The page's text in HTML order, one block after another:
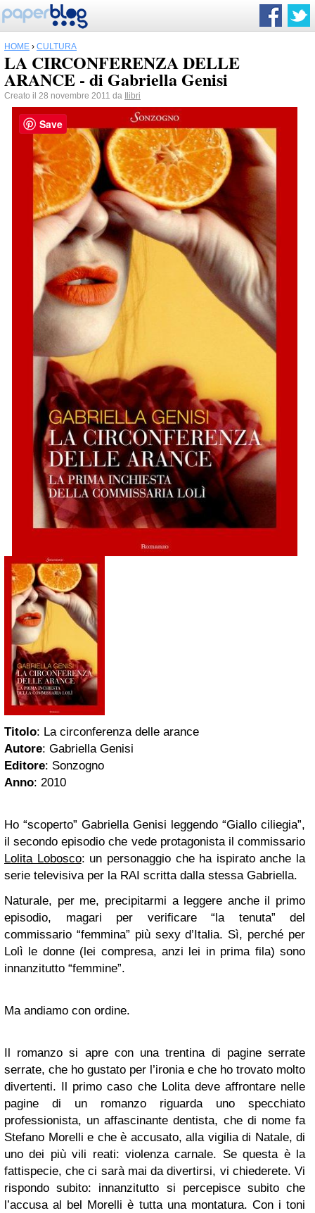
HOME › CULTURA
LA CIRCONFERENZA DELLE
ARANCE - di Gabriella Genisi
Creato il 28 novembre 2011 da Ilibri
Titolo: La circonferenza delle arance
Autore: Gabriella Genisi
Editore: Sonzogno
Anno: 2010
Ho “scoperto” Gabriella Genisi leggendo “Giallo ciliegia”,
il secondo episodio che vede protagonista il commissario
Lolita Lobosco: un personaggio che ha ispirato anche la
serie televisiva per la RAI scritta dalla stessa Gabriella.
Naturale, per me, precipitarmi a leggere anche il primo
episodio, magari per verificare “la tenuta” del
commissario “femmina” più sexy d’Italia. Sì, perché per
Lolì le donne (lei compresa, anzi lei in prima fila) sono
innanzitutto “femmine”.
Ma andiamo con ordine.
Il romanzo si apre con una trentina di pagine serrate
serrate, che ho gustato per l’ironia e che ho trovato molto
divertenti. Il primo caso che Lolita deve affrontare nelle
pagine di un romanzo riguarda uno specchiato
professionista, un affascinante dentista, che di nome fa
Stefano Morelli e che è accusato, alla vigilia di Natale, di
uno dei più vili reati: violenza carnale. Se questa è la
fattispecie, che ci sarà mai da divertirsi, vi chiederete. Vi
rispondo subito: innanzitutto si percepisce subito che
l’accusa al bel Morelli è tutta una montatura. Con i toni
Save